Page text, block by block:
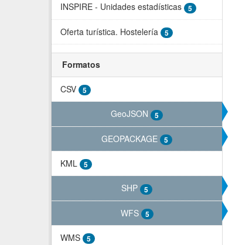
INSPIRE - Unidades estadísticas 5
Oferta turística. Hostelería 5
Formatos
CSV 5
GeoJSON 5
GEOPACKAGE 5
KML 5
SHP 5
WFS 5
WMS 5